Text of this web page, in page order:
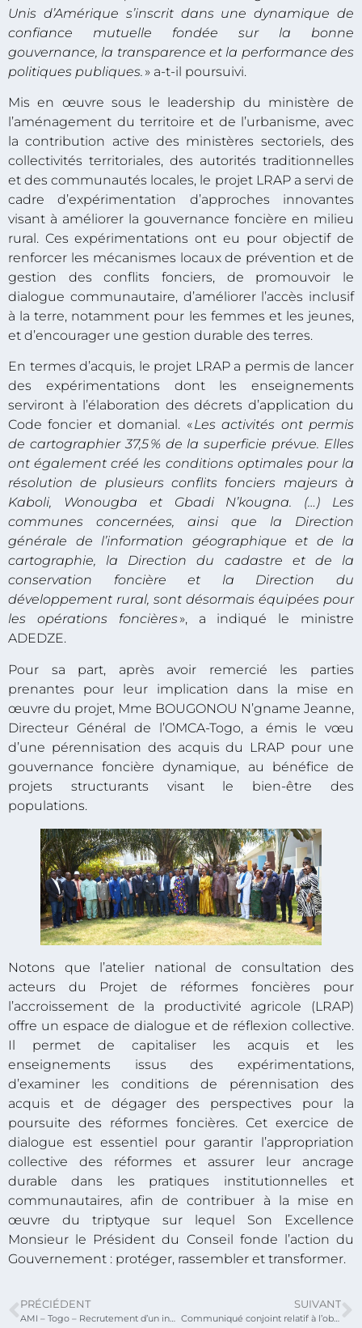
Unis d’Amérique s’inscrit dans une dynamique de
confiance mutuelle fondée sur la bonne
gouvernance, la transparence et la performance des
politiques publiques. » a-t-il poursuivi.
Mis en œuvre sous le leadership du ministère de
l’aménagement du territoire et de l’urbanisme, avec
la contribution active des ministères sectoriels, des
collectivités territoriales, des autorités traditionnelles
et des communautés locales, le projet LRAP a servi de
cadre d’expérimentation d’approches innovantes
visant à améliorer la gouvernance foncière en milieu
rural. Ces expérimentations ont eu pour objectif de
renforcer les mécanismes locaux de prévention et de
gestion des conflits fonciers, de promouvoir le
dialogue communautaire, d’améliorer l’accès inclusif
à la terre, notamment pour les femmes et les jeunes,
et d’encourager une gestion durable des terres.
En termes d’acquis, le projet LRAP a permis de lancer
des expérimentations dont les enseignements
serviront à l’élaboration des décrets d’application du
Code foncier et domanial. «Les activités ont permis
de cartographier 37,5 % de la superficie prévue. Elles
ont également créé les conditions optimales pour la
résolution de plusieurs conflits fonciers majeurs à
Kaboli, Wonougba et Gbadi N’kougna. (…) Les
communes concernées, ainsi que la Direction
générale de l’information géographique et de la
cartographie, la Direction du cadastre et de la
conservation foncière et la Direction du
développement rural, sont désormais équipées pour
les opérations foncières», a indiqué le ministre
ADEDZE.
Pour sa part, après avoir remercié les parties
prenantes pour leur implication dans la mise en
œuvre du projet, Mme BOUGONOU N’gname Jeanne,
Directeur Général de l’OMCA-Togo, a émis le vœu
d’une pérennisation des acquis du LRAP pour une
gouvernance foncière dynamique, au bénéfice de
projets structurants visant le bien-être des
populations.
Notons que l’atelier national de consultation des
acteurs du Projet de réformes foncières pour
l’accroissement de la productivité agricole (LRAP)
offre un espace de dialogue et de réflexion collective.
Il permet de capitaliser les acquis et les
enseignements issus des expérimentations,
d’examiner les conditions de pérennisation des
acquis et de dégager des perspectives pour la
poursuite des réformes foncières. Cet exercice de
dialogue est essentiel pour garantir l’appropriation
collective des réformes et assurer leur ancrage
durable dans les pratiques institutionnelles et
communautaires, afin de contribuer à la mise en
œuvre du triptyque sur lequel Son Excellence
Monsieur le Président du Conseil fonde l’action du
Gouvernement : protéger, rassembler et transformer.
PRÉCIÉDENT
AMI – Togo – Recrutement d’un ingénieur génie électrique pour fournir un appui technique à l’unité de gestion de projet du Projet de construction de 20 000 logements à coûts abordables
SUIVANT
Communiqué conjoint relatif à l’obligation de rattachement des données des travaux topographiques au réseau géodésique national